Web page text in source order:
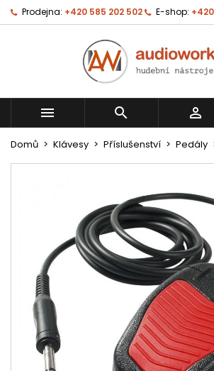
Prodejna: +420 585 202 502 E-shop:
  
Domů Klávesy Příslušenství Pedály